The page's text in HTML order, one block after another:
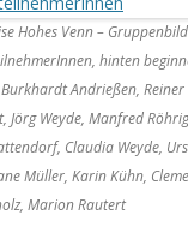
Hohes Venn –
hinten
Andrießen,
Jörg Weyde, Manfred
Claudia Weyde,
Müller, Karin Kühn,
Marion Rautert